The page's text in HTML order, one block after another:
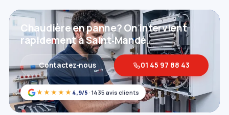
★★★★★ 4,9/5 · 1435 avis clients
Chaudière en panne? On intervient
rapidement à Saint‑Mandé.
Contactez‑nous 01 45 97 88 43